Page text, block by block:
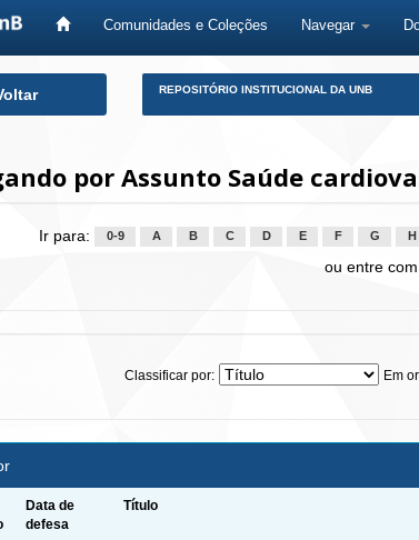
Comunidades e Coleções Navegar
REPOSITÓRIO INSTITUCIONAL DA UNB
por Assunto Saúde
Ir para: 0-9 A B C D E F G H
ou entre
Classificar por: Em
Data de
defesa
Título